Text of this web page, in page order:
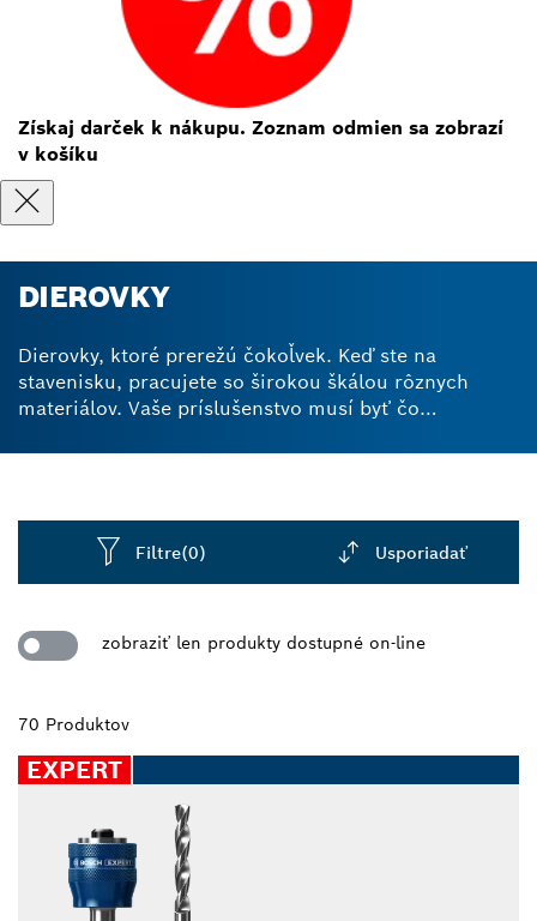
Získaj darček k nákupu. Zoznam odmien sa zobrazí
v košíku
DIEROVKY
Dierovky, ktoré prerežú čokoľvek. Keď ste na
stavenisku, pracujete so širokou škálou rôznych
materiálov. Vaše príslušenstvo musí byť čo
dierovkou sa dá ľahko pripojiť k príklepovým
dlaždice a plasty. Či už ide o dierovku do kovu alebo
dreva, súpravy dieroviek Bosch obsahujú len
mimoriadne odolné, takže sa nebudete musieť
Filtre(0) Usporiadať
zobraziť len produkty dostupné on-line
70 Produktov
EXPERT